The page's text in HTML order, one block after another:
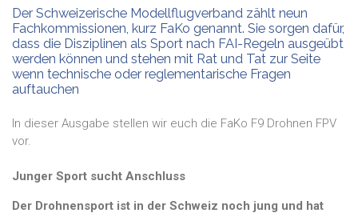
Der Schweizerische Modellflugverband zählt neun
Fachkommissionen, kurz FaKo genannt. Sie sorgen dafür,
dass die Disziplinen als Sport nach FAI-Regeln ausgeübt
werden können und stehen mit Rat und Tat zur Seite
wenn technische oder reglementarische Fragen
auftauchen
In dieser Ausgabe stellen wir euch die FaKo F9 Drohnen FPV
vor.
Junger Sport sucht Anschluss
Der Drohnensport ist in der Schweiz noch jung und hat